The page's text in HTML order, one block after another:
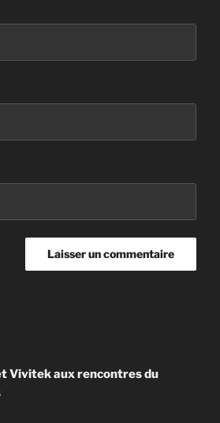
Vivitek aux rencontres du